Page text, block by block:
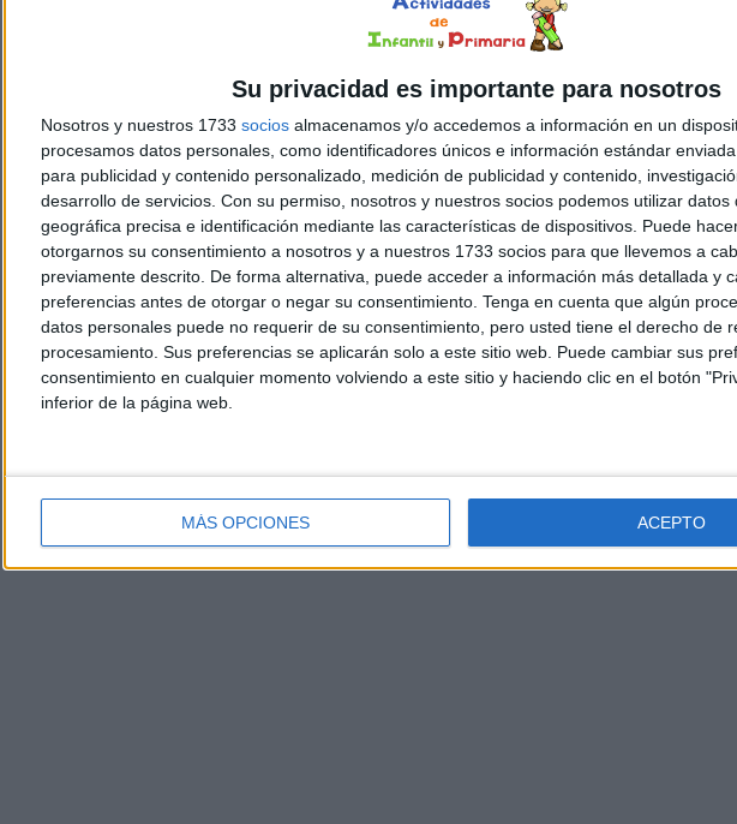
Su privacidad es importante para nosotros
Nosotros y nuestros 1733 socios almacenamos y/o accedemos a información en un
procesamos datos personales, como identificadores únicos e información estándar
para publicidad y contenido personalizado, medición de publicidad y contenido,
desarrollo de servicios. Con su permiso, nosotros y nuestros socios podemos utilizar datos
geográfica precisa e identificación mediante las características de dispositivos. Puede
otorgarnos su consentimiento a nosotros y a nuestros 1733 socios para que llevemos a
previamente descrito. De forma alternativa, puede acceder a información más detallada y
preferencias antes de otorgar o negar su consentimiento. Tenga en cuenta que algún
datos personales puede no requerir de su consentimiento, pero usted tiene el derecho de
procesamiento. Sus preferencias se aplicarán solo a este sitio web. Puede cambiar sus
consentimiento en cualquier momento volviendo a este sitio y haciendo clic en el botón
inferior de la página web.
MÁS OPCIONES ACEPTO